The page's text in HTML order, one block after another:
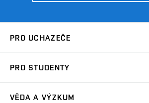
PRO UCHAZEČE
Jak se dostat na FCH
PRO STUDENTY
VĚDA A VÝZKUM